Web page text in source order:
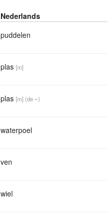
Nederlands
puddelen
plas [m]
plas [m] (de ~)
waterpoel
ven
wiel